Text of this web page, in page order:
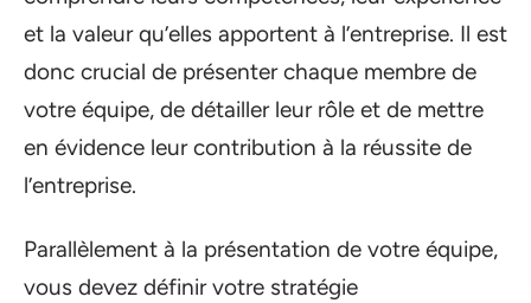
et la valeur qu’elles apportent à l’entreprise. Il est
donc crucial de présenter chaque membre de
votre équipe, de détailler leur rôle et de mettre
en évidence leur contribution à la réussite de
l’entreprise.
Parallèlement à la présentation de votre équipe,
vous devez définir votre stratégie